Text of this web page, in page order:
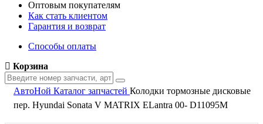
Оптовым покупателям
Как стать клиентом
Гарантия и возврат
Способы оплаты
Корзина
АвтоНой Каталог запчастей Колодки тормозные дисковые
пер. Hyundai Sonata V MATRIX ELantra 00- D11095M